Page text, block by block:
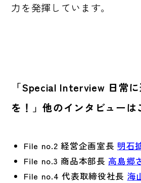
力を発揮しています。
「Special Interview 日常
を！」他のインタビューは
File no.2 経営企画室長 明石
File no.3 商品本部長 高島郷
File no.4 代表取締役社長 海